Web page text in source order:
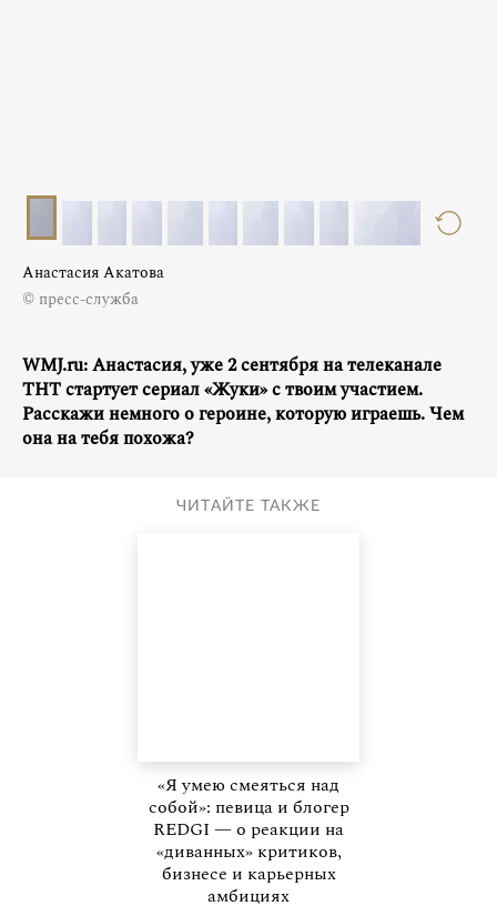
Анастасия Акатова
© пресс-служба
WMJ.ru: Анастасия, уже 2 сентября на телеканале
ТНТ стартует сериал «Жуки» с твоим участием.
Расскажи немного о героине, которую играешь. Чем
она на тебя похожа?
ЧИТАЙТЕ ТАКЖЕ
«Я умею смеяться над
собой»: певица и блогер
REDGI — о реакции на
«диванных» критиков,
бизнесе и карьерных
амбициях